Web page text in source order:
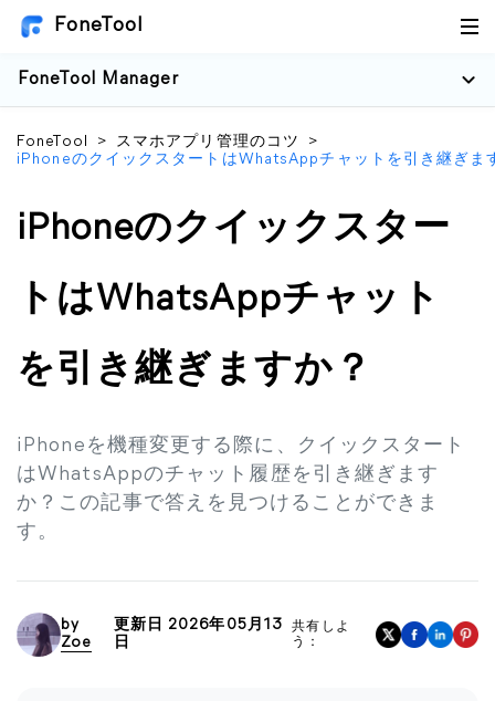
FoneTool
FoneTool Manager
FoneTool > スマホアプリ管理のコツ
>
iPhoneのクイックスタートはWhatsAppチャットを引き継ぎま
iPhoneのクイックスター
トはWhatsAppチャット
を引き継ぎますか？
iPhoneを機種変更する際に、クイックスタート
はWhatsAppのチャット履歴を引き継ぎます
か？この記事で答えを見つけることができま
す。
by
Zoe
更新日 2026年05月13
日
共有しよ
う：